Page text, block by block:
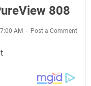
808
AM Post a Comment